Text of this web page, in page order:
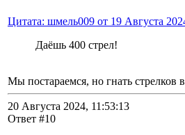
Цитата: шмель009 от 19 Августа
Даёшь 400 стрел!
Мы постараемся, но гнать стрелков
20 Августа 2024, 11:53:13
Ответ #10